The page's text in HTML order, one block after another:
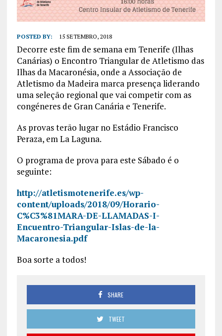
POSTED BY: 15 SETEMBRO, 2018
Decorre este fim de semana em Tenerife (Ilhas
Canárias) o Encontro Triangular de Atletismo das
Ilhas da Macaronésia, onde a Associação de
Atletismo da Madeira marca presença liderando
uma seleção regional que vai competir com as
congéneres de Gran Canária e Tenerife.
As provas terão lugar no Estádio Francisco
Peraza, em La Laguna.
O programa de prova para este Sábado é o
seguinte:
http://atletismotenerife.es/wp-
content/uploads/2018/09/Horario-
C%C3%81MARA-DE-LLAMADAS-I-
Encuentro-Triangular-Islas-de-la-
Macaronesia.pdf
Boa sorte a todos!
SHARE
TWEET